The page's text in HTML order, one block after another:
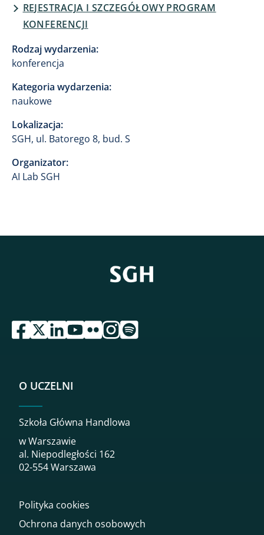
REJESTRACJA I SZCZEGÓŁOWY PROGRAM
KONFERENCJI
Rodzaj wydarzenia:
konferencja
Kategoria wydarzenia:
naukowe
Lokalizacja:
SGH, ul. Batorego 8, bud. S
Organizator:
AI Lab SGH
przejdź do serwisu facebook sgh
przejdź do serwisu twitter sgh
przejdź do serwisu linkedin sgh
przejdź do serwisu youtube sgh
przejdź do serwisu flickr sgh
przejdź do serwisu instagram sgh
przejdź do serwisu spotify sgh
O UCZELNI
Szkoła Główna Handlowa
w Warszawie
al. Niepodległości 162
02-554 Warszawa
Polityka cookies
Ochrona danych osobowych